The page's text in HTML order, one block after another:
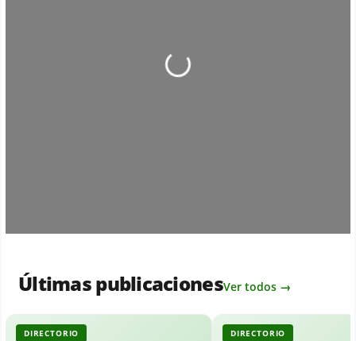
Loading...
Últimas publicacionesVer todos →
DIRECTORIO DIRECTORIO